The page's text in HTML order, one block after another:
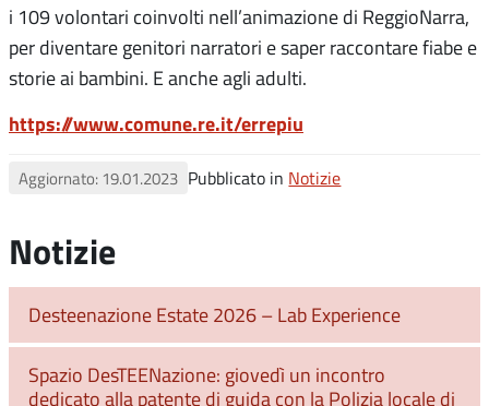
i 109 volontari coinvolti nell’animazione di ReggioNarra,
per diventare genitori narratori e saper raccontare fiabe e
storie ai bambini. E anche agli adulti.
https://www.comune.re.it/errepiu
Aggiornato: 19.01.2023 Pubblicato in Notizie
Notizie
Desteenazione Estate 2026 – Lab Experience
Spazio DesTEENazione: giovedì un incontro
dedicato alla patente di guida con la Polizia locale di